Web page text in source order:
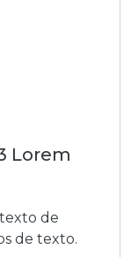
Lorem
de
de texto.